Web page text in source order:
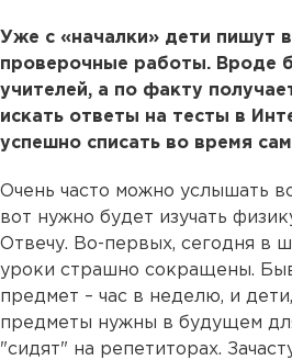
Уже с «началки» дети пишут
проверочные работы. Вроде
учителей, а по факту
искать ответы на тесты в
успешно списать во время
Очень часто можно услышать
вот нужно будет изучать
Отвечу. Во-первых, сегодня в
уроки страшно сокращены.
предмет – час в неделю, и
предметы нужны в будущем
"сидят" на репетиторах.